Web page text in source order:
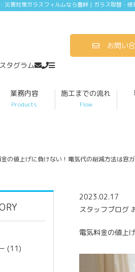
災害対策ガラスフィルムなら豊絆｜ガラス取替・修
お問い
業務内容
Products
施工までの流れ
Flow
の値上げに負けない！電気代の削減方法は窓
2023.02.17
スタッフブログ
電気料金の値上
(11)